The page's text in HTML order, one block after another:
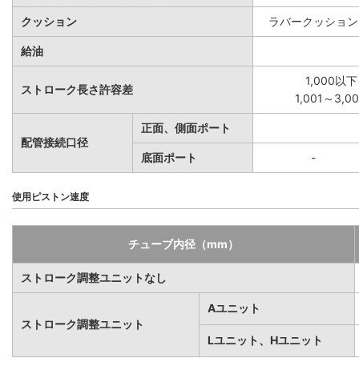
クッション ラバークッション
給油
ストローク長さ許容差
1,000以
1,001～
配管接続口径
正面、側面ポート
底面ポート -
使用ピストン速度
チューブ内径（mm）
ストローク調整ユニットなし
ストローク調整ユニット
Aユニット
Lユニット、Hユニット